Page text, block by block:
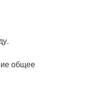
общее